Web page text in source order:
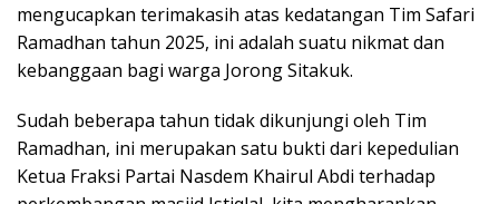
mengucapkan terimakasih atas kedatangan Tim Safari
Ramadhan tahun 2025, ini adalah suatu nikmat dan
kebanggaan bagi warga Jorong Sitakuk.
Sudah beberapa tahun tidak dikunjungi oleh Tim
Ramadhan, ini merupakan satu bukti dari kepedulian
Ketua Fraksi Partai Nasdem Khairul Abdi terhadap